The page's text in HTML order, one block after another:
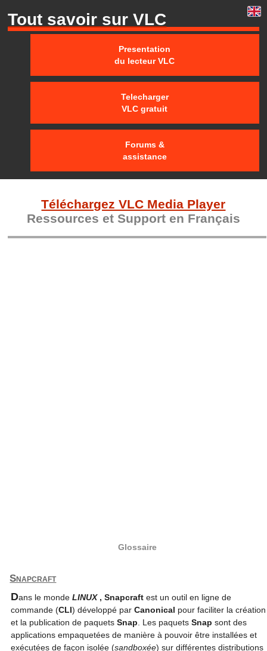
Tout savoir sur VLC
Presentation
du lecteur VLC
Telecharger
VLC gratuit
Forums &
assistance
Téléchargez VLC Media Player
Ressources et Support en Français
Glossaire
Snapcraft
Dans le mondeLINUX , Snapcraft est un outil en ligne de
commande (CLI) développé parCanonical pour faciliter la création
et la publication de paquetsSnap . Les paquetsSnap sont des
applications empaquetées de manière à pouvoir être installées et
exécutées de façon isolée (sandboxée) sur différentes distributions